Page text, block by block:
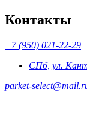
Контакты
+7 (950) 021-22-29
СПб, ул.
parket-